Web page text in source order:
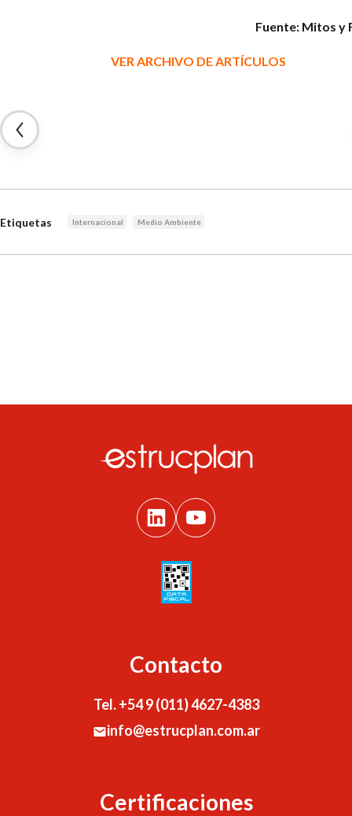
Fuente: Mitos y
VER ARCHIVO DE ARTÍCULOS
Etiquetas Internacional Medio Ambiente
Contacto
Tel. +54 9 (011) 4627-4383
info@estrucplan.com.ar
Certificaciones